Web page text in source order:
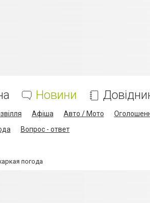
Новини
Афіша Авто / Мото
Вопрос - ответ
погода